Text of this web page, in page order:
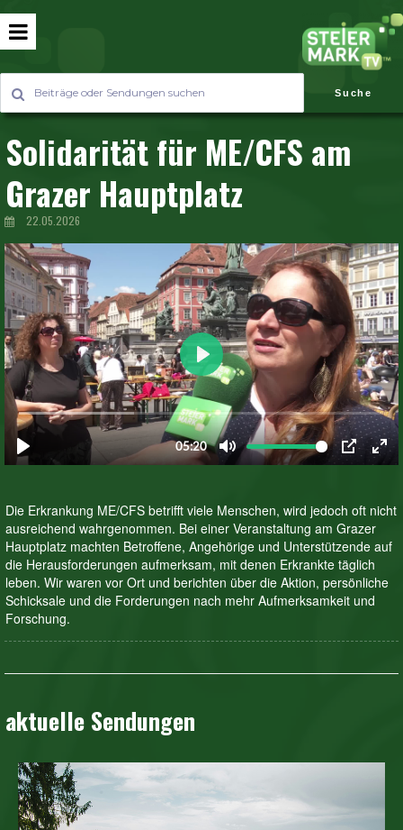
Suche
Solidarität für ME/CFS am
Grazer Hauptplatz
22.05.2026
Die Erkrankung ME/CFS betrifft viele Menschen, wird jedoch oft nicht
ausreichend wahrgenommen. Bei einer Veranstaltung am Grazer
Hauptplatz machten Betroffene, Angehörige und Unterstützende auf
die Herausforderungen aufmerksam, mit denen Erkrankte täglich
leben. Wir waren vor Ort und berichten über die Aktion, persönliche
Schicksale und die Forderungen nach mehr Aufmerksamkeit und
Forschung.
aktuelle Sendungen